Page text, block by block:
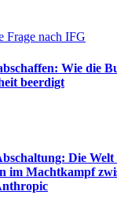
Wie die
beerdigt
Die Welt
im Machtkampf